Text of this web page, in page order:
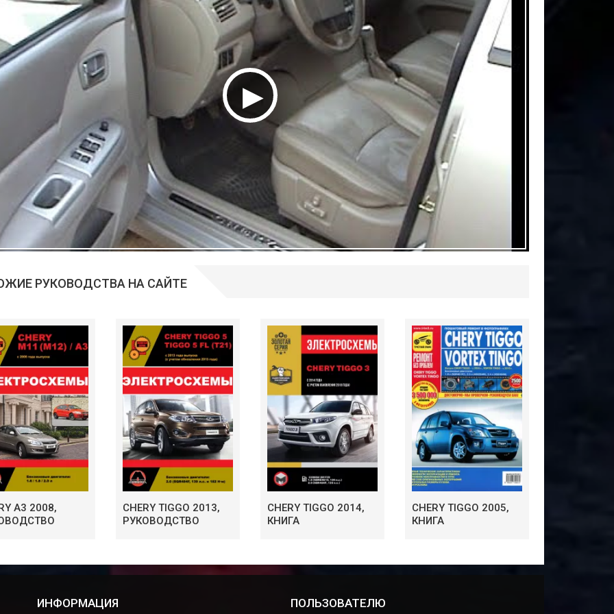
РУКОВОДСТВА НА САЙТЕ
A3 2008,
CHERY TIGGO 2013,
РУКОВОДСТВО
CHERY TIGGO 2014,
КНИГА
CHERY TIGGO 2005,
КНИГА
ИНФОРМАЦИЯ ПОЛЬЗОВАТЕЛЮ